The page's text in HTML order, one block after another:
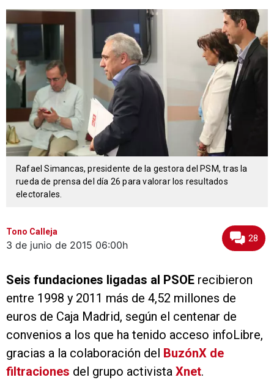
Rafael Simancas, presidente de la gestora del PSM, tras la
rueda de prensa del día 26 para valorar los resultados
electorales.
Tono Calleja
3 de junio de 2015 06:00h
28
Seis fundaciones ligadas al PSOE recibieron
entre 1998 y 2011 más de 4,52 millones de
euros de Caja Madrid, según el centenar de
convenios a los que ha tenido acceso infoLibre,
gracias a la colaboración del BuzónX de
filtraciones del grupo activista Xnet.